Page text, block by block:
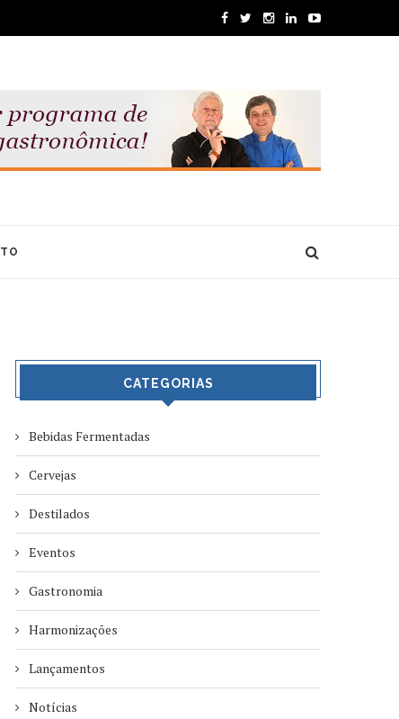
CATEGORIAS
Bebidas Fermentadas
Cervejas
Destilados
Eventos
Gastronomia
Harmonizações
Lançamentos
Notícias